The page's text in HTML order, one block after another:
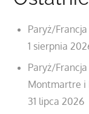
Paryż/
1 sierpnia
Paryż/
Montmartre i
31 lipca 2026